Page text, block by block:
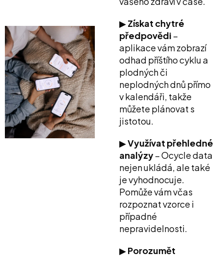
▶︎Získat chytré
předpovědi –
aplikace vám zobrazí
odhad příštího cyklu a
plodných či
neplodných dnů přímo
v kalendáři, takže
můžete plánovat s
jistotou.
▶︎Využívat přehledné
analýzy– Ocycle data
nejen ukládá, ale také
je vyhodnocuje.
Pomůže vám včas
rozpoznat vzorce i
případné
nepravidelnosti.
▶︎Porozumět